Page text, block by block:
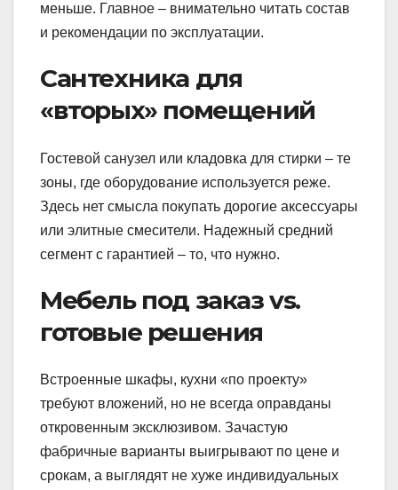
меньше. Главное – внимательно читать состав
и рекомендации по эксплуатации.
Сантехника для
«вторых» помещений
Гостевой санузел или кладовка для стирки – те
зоны, где оборудование используется реже.
Здесь нет смысла покупать дорогие аксессуары
или элитные смесители. Надежный средний
сегмент с гарантией – то, что нужно.
Мебель под заказ vs.
готовые решения
Встроенные шкафы, кухни «по проекту»
требуют вложений, но не всегда оправданы
откровенным эксклюзивом. Зачастую
фабричные варианты выигрывают по цене и
срокам, а выглядят не хуже индивидуальных